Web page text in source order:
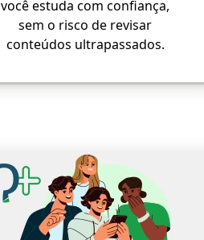
você estuda com confiança,
sem o risco de revisar
conteúdos ultrapassados.